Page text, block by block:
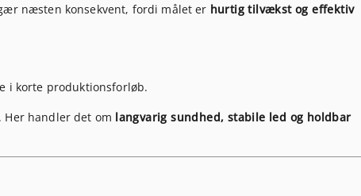
næsten konsekvent, fordi målet er hurtig tilvækst og effektiv
i korte produktionsforløb.
Her handler det om langvarig sundhed, stabile led og holdbar